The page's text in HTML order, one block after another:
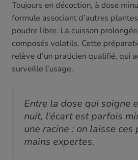
Toujours en décoction, à dose
formule associant d’autres
poudre libre. La cuisson
composés volatils. Cette
relève d’un praticien qualifié, qui
surveille l’usage.
Entre la dose qui soigne
nuit, l’écart est parfois
une racine : on laisse
mains expertes.